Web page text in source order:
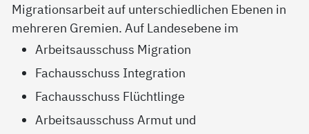
Migrationsarbeit auf unterschiedlichen Ebenen in
mehreren Gremien. Auf Landesebene im
Arbeitsausschuss Migration
Fachausschuss Integration
Fachausschuss Flüchtlinge
Arbeitsausschuss Armut und